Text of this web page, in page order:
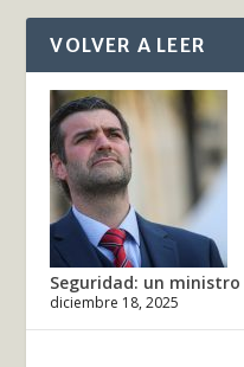
VOLVER A LEER
Seguridad: un
diciembre 18, 2025